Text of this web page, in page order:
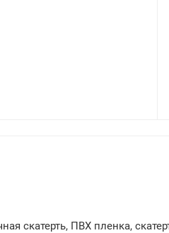
скатерть, ПВХ пленка,